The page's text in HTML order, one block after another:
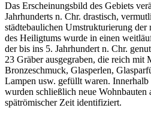
Das Erscheinungsbild des Gebiets
Jahrhunderts n. Chr. drastisch,
städtebaulichen Umstrukturierung der
des Heiligtums wurde in einen
der bis ins 5. Jahrhundert n. Chr.
23 Gräber ausgegraben, die reich mit
Bronzeschmuck, Glasperlen,
Lampen usw. gefüllt waren. Innerhalb
wurden schließlich neue Wohnbauten
spätrömischer Zeit identifiziert.